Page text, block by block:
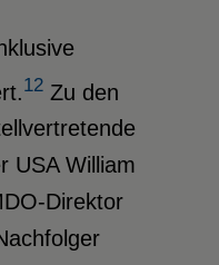
12Zu den
USA William
Direktor